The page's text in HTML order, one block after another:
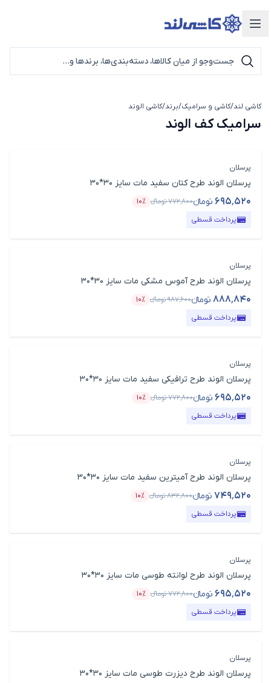
دسته‌بندی محصولات
کاشی لند/کاشی و سرامیک/برند/کاشی الوند
سرامیک کف الوند
پرسلان
پرسلان الوند طرح کتان سفید مات سایز 30*30
۶۹۵٬۵۲۰ تومانء۷۷۲٬۸۰۰تومانء
قیمت محصول
۱۰٪
درصد تخفیف
پرداخت قسطی
پرسلان
پرسلان الوند طرح آموس مشکی مات سایز 30*30
۸۸۸٬۸۴۰ تومانء۹۸۷٬۶۰۰تومانء
قیمت محصول
۱۰٪
درصد تخفیف
پرداخت قسطی
پرسلان
پرسلان الوند طرح ترافیکی سفید مات سایز 30*30
۶۹۵٬۵۲۰ تومانء۷۷۲٬۸۰۰تومانء
قیمت محصول
۱۰٪
درصد تخفیف
پرداخت قسطی
پرسلان
پرسلان الوند طرح آمیترین سفید مات سایز 30*30
۷۴۹٬۵۲۰ تومانء۸۳۲٬۸۰۰تومانء
قیمت محصول
۱۰٪
درصد تخفیف
پرداخت قسطی
پرسلان
پرسلان الوند طرح لوانته طوسی مات سایز 30*30
۶۹۵٬۵۲۰ تومانء۷۷۲٬۸۰۰تومانء
قیمت محصول
۱۰٪
درصد تخفیف
پرداخت قسطی
پرسلان
پرسلان الوند طرح دیزرت طوسی مات سایز 30*30